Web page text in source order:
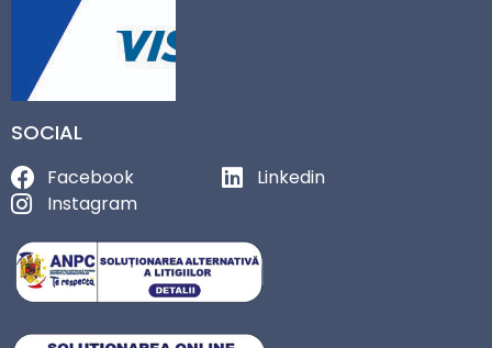
SOCIAL
Facebook
Linkedin
Instagram